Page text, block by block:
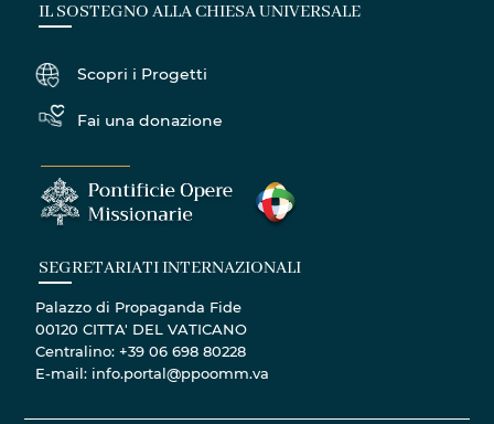
IL SOSTEGNO ALLA CHIESA UNIVERSALE
Scopri i Progetti
Fai una donazione
SEGRETARIATI INTERNAZIONALI
Palazzo di Propaganda Fide
00120 CITTA' DEL VATICANO
Centralino: +39 06 698 80228
E-mail: info.portal@ppoomm.va